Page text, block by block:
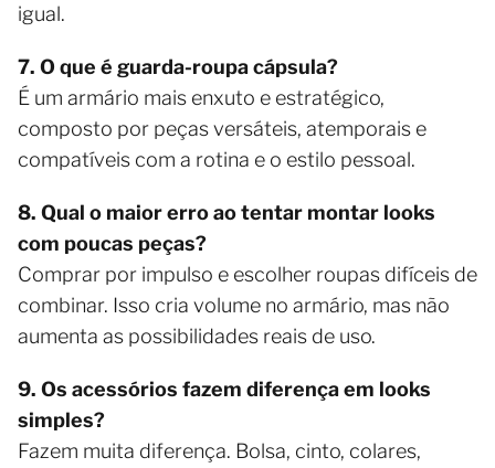
igual.
7. O que é guarda-roupa cápsula?
É um armário mais enxuto e estratégico,
composto por peças versáteis, atemporais e
compatíveis com a rotina e o estilo pessoal.
8. Qual o maior erro ao tentar montar looks
com poucas peças?
Comprar por impulso e escolher roupas difíceis de
combinar. Isso cria volume no armário, mas não
aumenta as possibilidades reais de uso.
9. Os acessórios fazem diferença em looks
simples?
Fazem muita diferença. Bolsa, cinto, colares,